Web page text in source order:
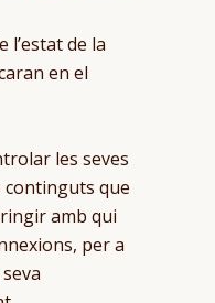
l’estat de la
en el
les seves
continguts que
amb qui
per a